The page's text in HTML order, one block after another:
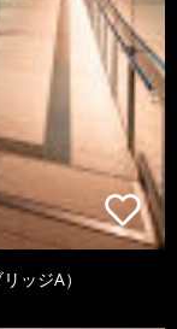
ッジA）